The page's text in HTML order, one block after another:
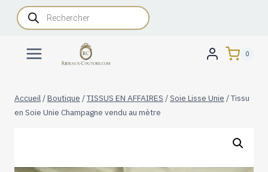
AllerRecherche
de
produits
0
Accueil /Boutique /TISSUS EN AFFAIRES /Soie Lisse Unie /Tissu
en Soie Unie Champagne vendu au mètre